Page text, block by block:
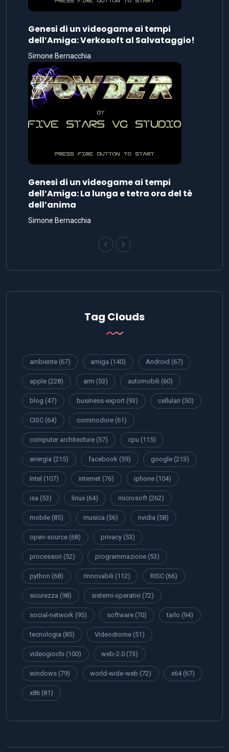
Genesi di un videogame ai tempi
dell’Amiga: Verkosoft al Salvataggio!
Simone Bernacchia
Genesi di un videogame ai tempi
dell’Amiga: La lunga e tetra ora del tè
dell’anima
Simone Bernacchia
Tag Clouds
ambiente (67) amiga (140) Android (67)
apple (228) arm (53) automobili (60)
blog (47) business-export (93) cellulari (50)
CISC (64) commodore (61)
computer architecture (57) cpu (115)
energia (215) facebook (59) google (213)
Intel (107) internet (76) iphone (104)
isa (53) linux (64) microsoft (262)
mobile (85) musica (56) nvidia (58)
open-source (68) privacy (53)
processori (52) programmazione (53)
python (68) rinnovabili (112) RISC (66)
sicurezza (98) sistemi-operativi (72)
social-network (95) software (70) tarlo (94)
tecnologia (85) Videodrome (51)
videogiochi (100) web-2.0 (73)
windows (79) world-wide-web (72) x64(67)
x86 (81)